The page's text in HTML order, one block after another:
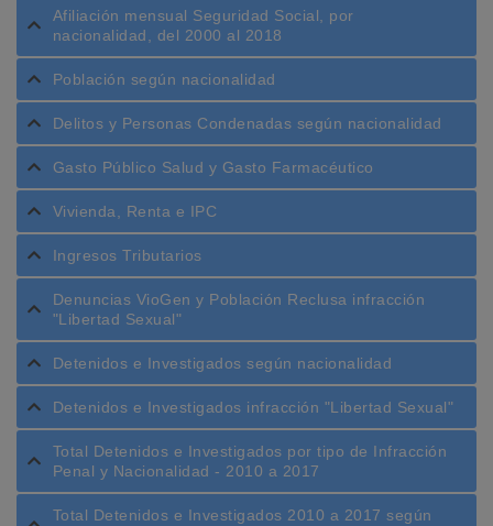
Afiliación mensual Seguridad Social, por
nacionalidad, del 2000 al 2018
Población según nacionalidad
Delitos y Personas Condenadas según nacionalidad
Gasto Público Salud y Gasto Farmacéutico
Vivienda, Renta e IPC
Ingresos Tributarios
Denuncias VioGen y Población Reclusa infracción
"Libertad Sexual"
Detenidos e Investigados según nacionalidad
Detenidos e Investigados infracción "Libertad Sexual"
Total Detenidos e Investigados por tipo de Infracción
Penal y Nacionalidad - 2010 a 2017
Total Detenidos e Investigados 2010 a 2017 según